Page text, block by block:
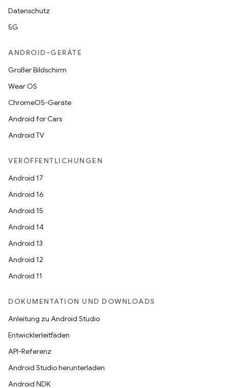
Datenschutz
5G
ANDROID-GERÄTE
Großer Bildschirm
Wear OS
ChromeOS-Geräte
Android for Cars
Android TV
VERÖFFENTLICHUNGEN
Android 17
Android 16
Android 15
Android 14
Android 13
Android 12
Android 11
DOKUMENTATION UND DOWNLOADS
Anleitung zu Android Studio
Entwicklerleitfäden
API-Referenz
Android Studio herunterladen
Android NDK